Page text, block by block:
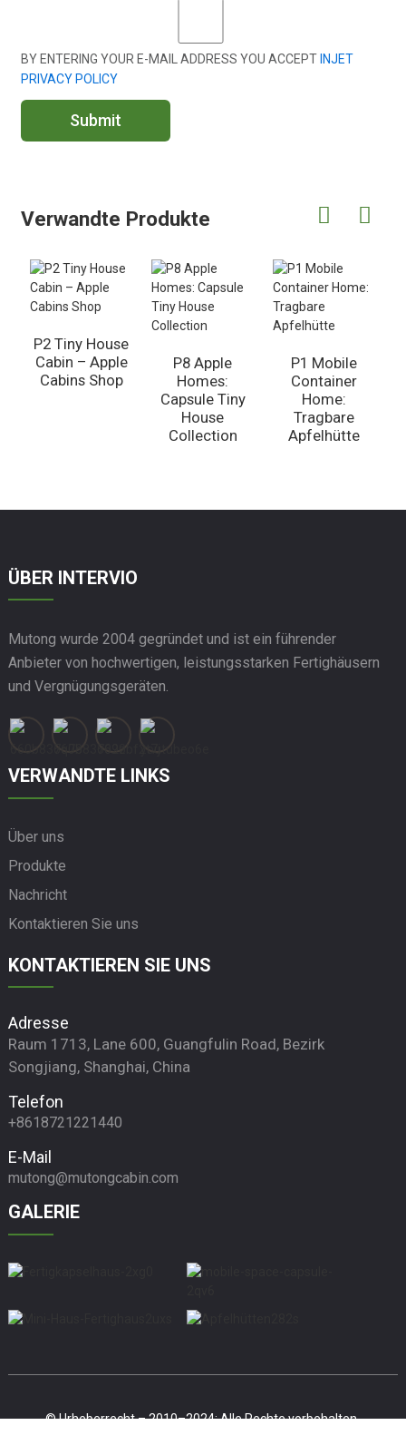
BY ENTERING YOUR E-MAIL ADDRESS YOU ACCEPT INJET
PRIVACY POLICY
Submit
Verwandte Produkte
P2 Tiny House
Cabin – Apple
Cabins Shop
P8 Apple
Homes:
Capsule Tiny
House
Collection
P1 Mobile
Container
Home:
Tragbare
Apfelhütte
ÜBER INTERVIO
Mutong wurde 2004 gegründet und ist ein führender
Anbieter von hochwertigen, leistungsstarken Fertighäusern
und Vergnügungsgeräten.
VERWANDTE LINKS
Über uns
Produkte
Nachricht
Kontaktieren Sie uns
KONTAKTIEREN SIE UNS
Adresse
Raum 1713, Lane 600, Guangfulin Road, Bezirk
Songjiang, Shanghai, China
Telefon
+8618721221440
E-Mail
mutong@mutongcabin.com
GALERIE
© Urheberrecht – 2010–2024: Alle Rechte vorbehalten.